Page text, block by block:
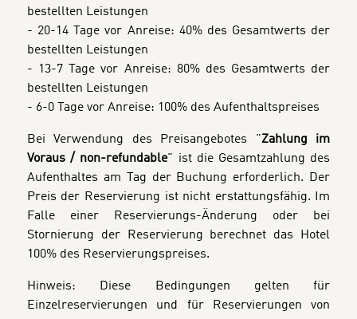
bestellten Leistungen
- 20-14 Tage vor Anreise: 40% des Gesamtwerts der
bestellten Leistungen
- 13-7 Tage vor Anreise: 80% des Gesamtwerts der
bestellten Leistungen
- 6-0 Tage vor Anreise: 100% des Aufenthaltspreises
Bei Verwendung des Preisangebotes "Zahlung im
Voraus / non-refundable" ist die Gesamtzahlung des
Aufenthaltes am Tag der Buchung erforderlich. Der
Preis der Reservierung ist nicht erstattungsfähig. Im
Falle einer Reservierungs-Änderung oder bei
Stornierung der Reservierung berechnet das Hotel
100% des Reservierungspreises.
Hinweis: Diese Bedingungen gelten für
Einzelreservierungen und für Reservierungen von